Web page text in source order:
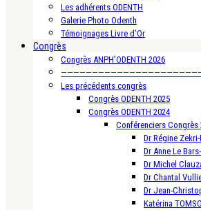
Les adhérents ODENTH
Galerie Photo Odenth
Témoignages Livre d’Or
Congrès
Congrès ANPH’ODENTH 2026
Les précédents congrès
Congrès ODENTH 2025
Congrès ODENTH 2024
Conférenciers Congrès
Dr Régine
Dr Anne Le
Dr Michel
Dr Chantal
Dr Jean-
Katérina